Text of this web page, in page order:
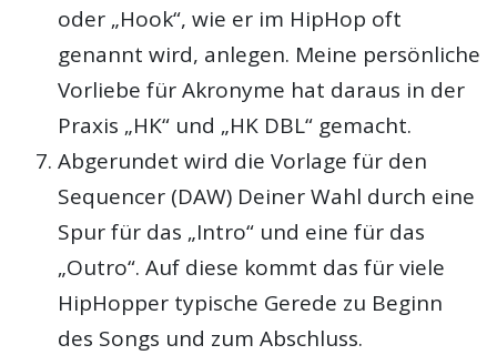
oder „Hook“, wie er im HipHop oft
genannt wird, anlegen. Meine persönliche
Vorliebe für Akronyme hat daraus in der
Praxis „HK“ und „HK DBL“ gemacht.
Abgerundet wird die Vorlage für den
Sequencer (DAW) Deiner Wahl durch eine
Spur für das „Intro“ und eine für das
„Outro“. Auf diese kommt das für viele
HipHopper typische Gerede zu Beginn
des Songs und zum Abschluss.